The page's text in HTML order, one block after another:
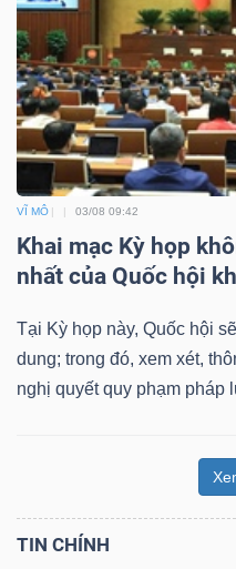
VĨ MÔ 03/08 09:42
Khai mạc Kỳ họp
nhất của Quốc hội
Tại Kỳ họp này, Quốc hội
dung; trong đó, xem xét,
nghị quyết quy phạm pháp
TIN CHÍNH